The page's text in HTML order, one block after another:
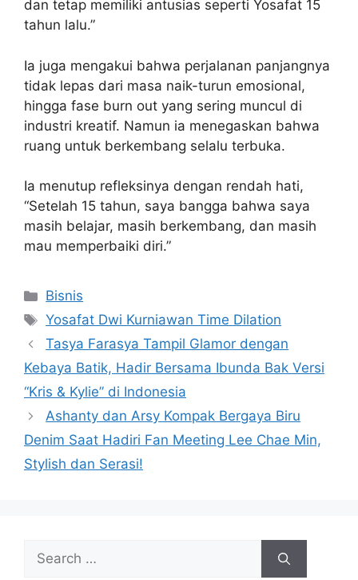
dan tetap memiliki antusias seperti Yosafat 15
tahun lalu.”
Ia juga mengakui bahwa perjalanan panjangnya
tidak lepas dari masa naik-turun emosional,
hingga fase burn out yang sering muncul di
industri kreatif. Namun ia menegaskan bahwa
ruang untuk berkembang selalu terbuka.
Ia menutup refleksinya dengan rendah hati,
“Setelah 15 tahun, saya bangga bahwa saya
masih belajar, masih berkembang, dan masih
mau memperbaiki diri.”
Categories
Bisnis
Tags
Yosafat Dwi Kurniawan Time Dilation
Tasya Farasya Tampil Glamor dengan
Kebaya Batik, Hadir Bersama Ibunda Bak Versi
“Kris & Kylie” di Indonesia
Ashanty dan Arsy Kompak Bergaya Biru
Denim Saat Hadiri Fan Meeting Lee Chae Min,
Stylish dan Serasi!
Search
for: